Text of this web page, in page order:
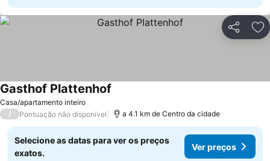
Partilhar
Casa/apartamento inteiro
Gasthof Plattenhof
/ Pontuação não disponível a 4.1 km de Centro da cidade
Selecione as datas para ver os preços
exatos.
Ver preços